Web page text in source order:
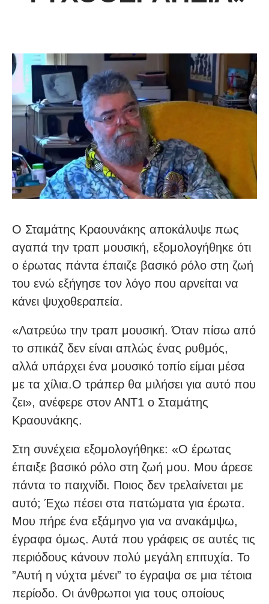
Ο Σταμάτης Κραουνάκης αποκάλυψε πως
αγαπά την τραπ μουσική, εξομολογήθηκε ότι
ο έρωτας πάντα έπαιζε βασικό ρόλο στη ζωή
του ενώ εξήγησε τον λόγο που αρνείται να
κάνει ψυχοθεραπεία.
«Λατρεύω την τραπ μουσική. Όταν πίσω από
το σπικάζ δεν είναι απλώς ένας ρυθμός,
αλλά υπάρχει ένα μουσικό τοπίο είμαι μέσα
με τα χίλια.Ο τράπερ θα μιλήσει για αυτό που
ζει», ανέφερε στον ΑΝΤ1 ο Σταμάτης
Κραουνάκης.
Στη συνέχεια εξομολογήθηκε: «Ο έρωτας
έπαιξε βασικό ρόλο στη ζωή μου. Μου άρεσε
πάντα το παιχνίδι. Ποιος δεν τρελαίνεται με
αυτό; Έχω πέσει στα πατώματα για έρωτα.
Μου πήρε ένα εξάμηνο για να ανακάμψω,
έγραφα όμως. Αυτά που γράφεις σε αυτές τις
περιόδους κάνουν πολύ μεγάλη επιτυχία. Το
”Αυτή η νύχτα μένει” το έγραψα σε μια τέτοια
περίοδο. Οι άνθρωποι για τους οποίους